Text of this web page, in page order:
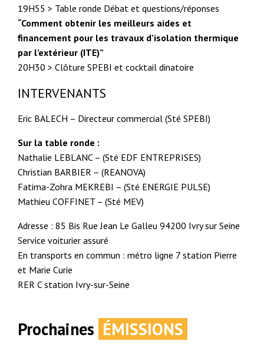
19H55 > Table ronde Débat et questions/réponses
“Comment obtenir les meilleurs aides et
financement pour les travaux d’isolation thermique
par l’extérieur (ITE)”
20H30 > Clôture SPEBI et cocktail dinatoire
INTERVENANTS
Eric BALECH – Directeur commercial (Sté SPEBI)
Sur la table ronde :
Nathalie LEBLANC – (Sté EDF ENTREPRISES)
Christian BARBIER – (REANOVA)
Fatima-Zohra MEKREBI – (Sté ENERGIE PULSE)
Mathieu COFFINET – (Sté MEV)
Adresse : 85 Bis Rue Jean Le Galleu 94200 Ivry sur Seine
Service voiturier assuré
En transports en commun : métro ligne 7 station Pierre
et Marie Curie
RER C station Ivry-sur-Seine
Prochaines ÉMISSIONS